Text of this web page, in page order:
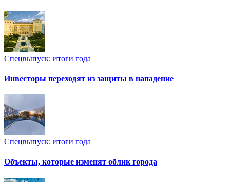
Спецвыпуск: итоги года
Инвесторы переходят из защиты в нападение
Спецвыпуск: итоги года
Объекты, которые изменят облик города